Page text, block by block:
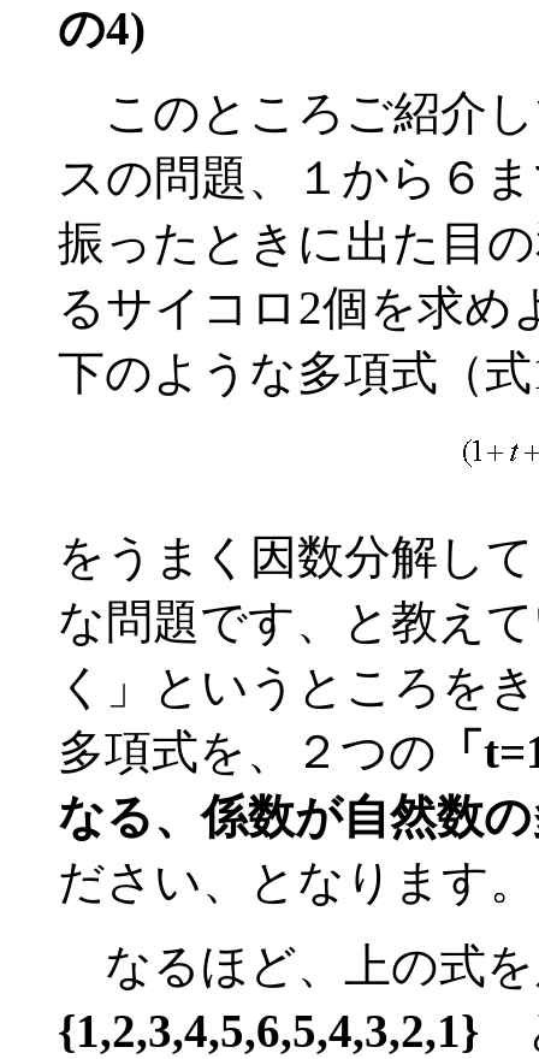
の4)
このところご紹介
スの問題、１から６
振ったときに出た目
るサイコロ2個を求め
下のような多項式（
をうまく因数分解し
な問題です、と教え
く」というところを
多項式を、２つの 「
なる、係数が自然数
ださい、となります
なるほど、上の式
{1,2,3,4,5,6,5,4,3,2,1}